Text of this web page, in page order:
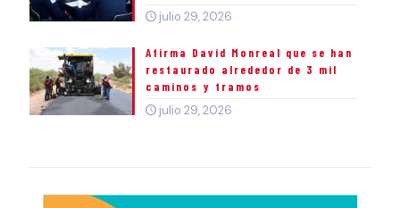
julio 29, 2026
Afirma David Monreal que se han
restaurado alrededor de 3 mil
caminos y tramos
julio 29, 2026